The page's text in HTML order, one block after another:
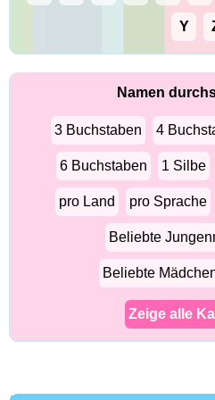
Y
Namen
3 Buchstaben 4
6 Buchstaben 1 Silbe
pro Land pro Sprache
Beliebte
Beliebte
Zeige alle